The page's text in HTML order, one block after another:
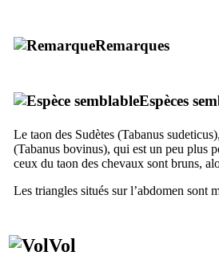
Remarques
Espèces
Le taon des Sudètes (Tabanus sudeticus
(Tabanus bovinus), qui est un peu plus
ceux du taon des chevaux sont bruns,
Les triangles situés sur l’abdomen sont
Vol